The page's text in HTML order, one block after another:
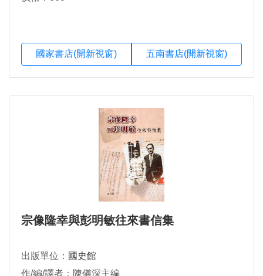
國家書店(開新視窗) 五南書店(開新視窗)
宗像隆幸與彭明敏往來書信集
出版單位： 國史館
作/編/譯者：陳儀深主編